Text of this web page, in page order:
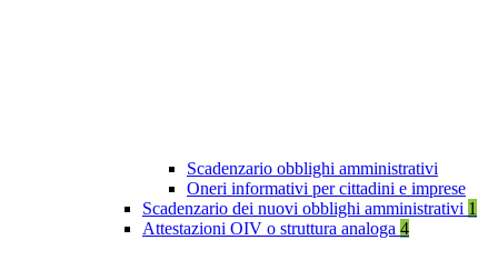
Scadenzario obblighi amministrativi
Oneri informativi per cittadini e imprese
Scadenzario dei nuovi obblighi amministrativi 1
Attestazioni OIV o struttura analoga 4